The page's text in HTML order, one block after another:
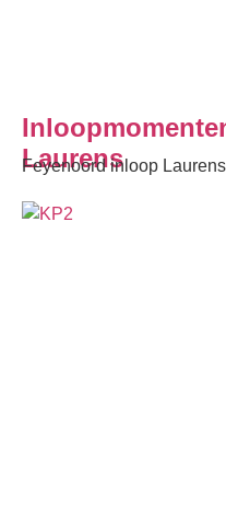
Laurens
Feyenoord inloop Laurens